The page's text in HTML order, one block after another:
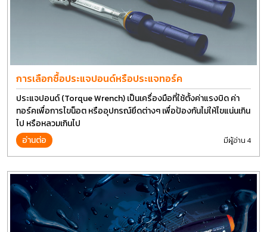
การเลือกซื้อประแจปอนด์หรือประแจทอร์ค
ประแจปอนด์ (Torque Wrench) เป็นเครื่องมือที่ใช้ตั้งค่าแรงบิด ค่า
ทอร์คเพื่อการไขน็อต หรืออุปกรณ์ยึดต่างๆ เพื่อป้องกันไม่ให้ไขแน่นเกิน
ไป หรือหลวมเกินไป
อ่านต่อ
มีผู้อ่าน 4